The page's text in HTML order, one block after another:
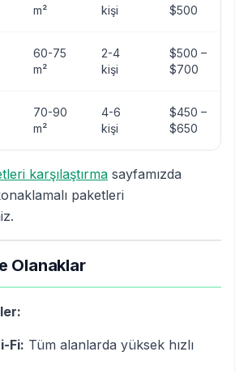
m²
kişi
$500
60-75
m²
2-4
kişi
$500 –
$700
70-90
m²
4-6
kişi
$450 –
$650
karşılaştırma sayfamızda
paketleri
Olanaklar
Fi: Tüm alanlarda yüksek hızlı